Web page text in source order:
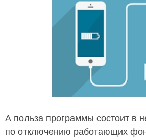
А польза программы состоит в
по отключению работающих